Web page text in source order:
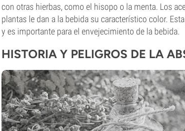
con otras hierbas, como el hisopo o la menta. Los
plantas le dan a la bebida su característico color.
y es importante para el envejecimiento de la bebida.
HISTORIA Y PELIGROS DE LA